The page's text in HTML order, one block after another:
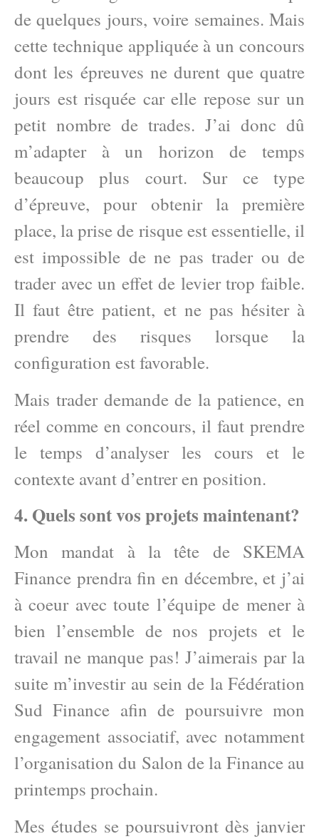
de quelques jours, voire semaines. Mais
cette technique appliquée à un concours
dont les épreuves ne durent que quatre
jours est risquée car elle repose sur un
petit nombre de trades. J’ai donc dû
m’adapter à un horizon de temps
beaucoup plus court. Sur ce type
d’épreuve, pour obtenir la première
place, la prise de risque est essentielle, il
est impossible de ne pas trader ou de
trader avec un effet de levier trop faible.
Il faut être patient, et ne pas hésiter à
prendre des risques lorsque la
configuration est favorable.
Mais trader demande de la patience, en
réel comme en concours, il faut prendre
le temps d’analyser les cours et le
contexte avant d’entrer en position.
4. Quels sont vos projets maintenant?
Mon mandat à la tête de SKEMA
Finance prendra fin en décembre, et j’ai
à coeur avec toute l’équipe de mener à
bien l’ensemble de nos projets et le
travail ne manque pas! J’aimerais par la
suite m’investir au sein de la Fédération
Sud Finance afin de poursuivre mon
engagement associatif, avec notamment
l’organisation du Salon de la Finance au
printemps prochain.
Mes études se poursuivront dès janvier